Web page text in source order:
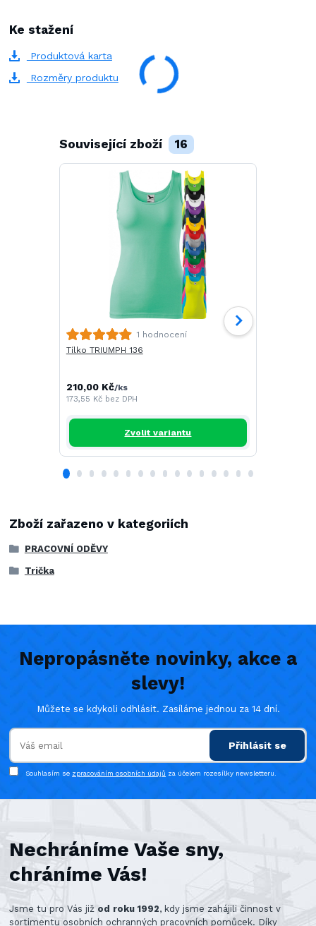
Ke stažení
Produktová karta
Rozměry produktu
Související zboží 16
1 hodnocení
Tílko TRIUMPH 136
210,00 Kč/ks
173,55 Kč bez DPH
Zvolit variantu
Zboží zařazeno v kategoriích
PRACOVNÍ ODĚVY
Trička
Nepropásněte novinky, akce a
slevy!
Můžete se kdykoli odhlásit. Zasíláme jednou za 14 dní.
Přihlásit se
Souhlasím se zpracováním osobních údajů za účelem rozesílky newsletteru.
Nechráníme Vaše sny,
chráníme Vás!
Jsme tu pro Vás již od roku 1992, kdy jsme zahájili činnost v
sortimentu osobních ochranných pracovních pomůcek. Díky